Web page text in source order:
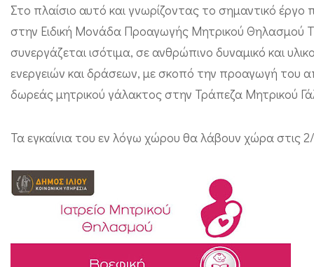
ι
κ
ο
ύ
α
ρ
ε
ο
Στο πλαίσιο αυτό και γνωρίζοντας το σημαντικό
στην Ειδική Μονάδα Προαγωγής Μητρικού
συνεργάζεται ισότιμα, σε ανθρώπινο δυναμικό και
ενεργειών και δράσεων, με σκοπό την προαγωγή του
δωρεάς μητρικού γάλακτος στην Τράπεζα Μητρικού
Τα εγκαίνια του εν λόγω χώρου θα λάβουν χώρα στις